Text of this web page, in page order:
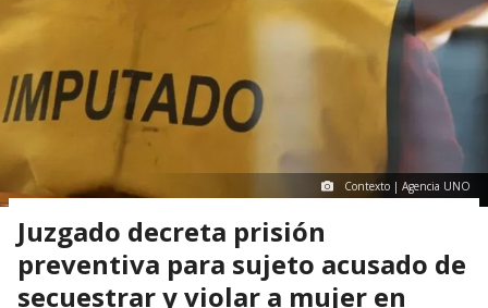
Contexto | Agencia UNO
Juzgado decreta prisión
preventiva para sujeto acusado de
secuestrar y violar a mujer en